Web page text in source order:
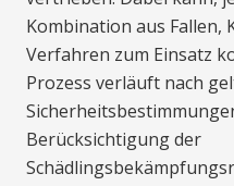
Kombination aus Fallen,
Verfahren zum Einsatz
Prozess verläuft nach
Berücksichtigung der